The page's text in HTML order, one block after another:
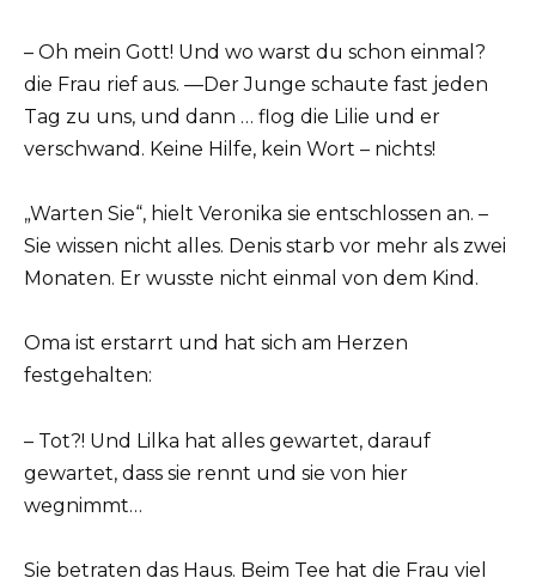
– Oh mein Gott! Und wo warst du schon einmal?
die Frau rief aus. —Der Junge schaute fast jeden
Tag zu uns, und dann … flog die Lilie und er
verschwand. Keine Hilfe, kein Wort – nichts!
„Warten Sie“, hielt Veronika sie entschlossen an. –
Sie wissen nicht alles. Denis starb vor mehr als zwei
Monaten. Er wusste nicht einmal von dem Kind.
Oma ist erstarrt und hat sich am Herzen
festgehalten:
– Tot?! Und Lilka hat alles gewartet, darauf
gewartet, dass sie rennt und sie von hier
wegnimmt…
Sie betraten das Haus. Beim Tee hat die Frau viel